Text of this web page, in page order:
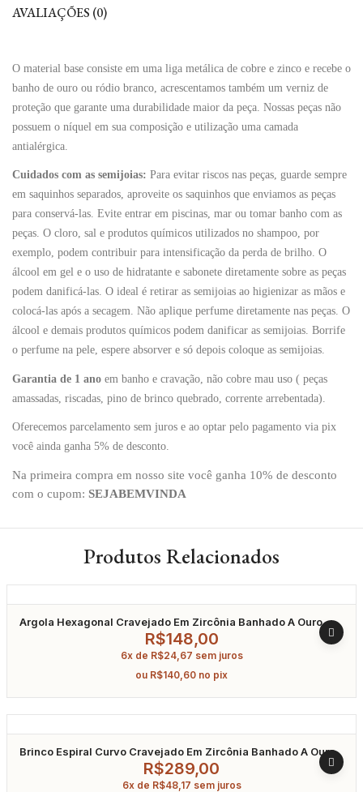
AVALIAÇÕES (0)
O material base consiste em uma liga metálica de cobre e zinco e recebe o
banho de ouro ou ródio branco, acrescentamos também um verniz de
proteção que garante uma durabilidade maior da peça. Nossas peças não
possuem o níquel em sua composição e utilização uma camada
antialérgica.
Cuidados com as semijoias: Para evitar riscos nas peças, guarde sempre
em saquinhos separados, aproveite os saquinhos que enviamos as peças
para conservá-las. Evite entrar em piscinas, mar ou tomar banho com as
peças. O cloro, sal e produtos químicos utilizados no shampoo, por
exemplo, podem contribuir para intensificação da perda de brilho. O
álcool em gel e o uso de hidratante e sabonete diretamente sobre as peças
podem danificá-las. O ideal é retirar as semijoias ao higienizar as mãos e
colocá-las após a secagem. Não aplique perfume diretamente nas peças. O
álcool e demais produtos químicos podem danificar as semijoias. Borrife
o perfume na pele, espere absorver e só depois coloque as semijoias.
Garantia de 1 ano em banho e cravação, não cobre mau uso ( peças
amassadas, riscadas, pino de brinco quebrado, corrente arrebentada).
Oferecemos parcelamento sem juros e ao optar pelo pagamento via pix
você ainda ganha 5% de desconto.
Na primeira compra em nosso site você ganha 10% de desconto
com o cupom: SEJABEMVINDA
Produtos Relacionados
Argola Hexagonal Cravejado Em Zircônia Banhado A Ouro
R$148,00
6x de R$24,67 sem juros
ou R$140,60 no pix
Brinco Espiral Curvo Cravejado Em Zircônia Banhado A Ouro
R$289,00
6x de R$48,17 sem juros